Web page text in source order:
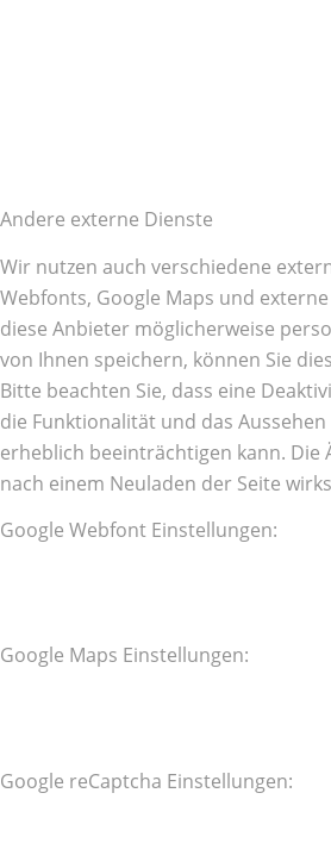
Andere externe Dienste
Wir nutzen auch verschiedene
Webfonts, Google Maps und
diese Anbieter möglicherweise
von Ihnen speichern, können Sie
Bitte beachten Sie, dass eine
die Funktionalität und das
erheblich beeinträchtigen kann. Die
nach einem Neuladen der Seite
Google Webfont Einstellungen:
Google Maps Einstellungen:
Google reCaptcha Einstellungen: